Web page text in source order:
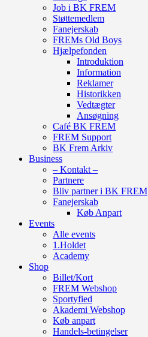
Job i BK FREM
Støttemedlem
Fanejerskab
FREMs Old Boys
Hjælpefonden
Introduktion
Information
Reklamer
Historikken
Vedtægter
Ansøgning
Café BK FREM
FREM Support
BK Frem Arkiv
Business
– Kontakt –
Partnere
Bliv partner i BK FREM
Fanejerskab
Køb Anpart
Events
Alle events
1.Holdet
Academy
Shop
Billet/Kort
FREM Webshop
Sportyfied
Akademi Webshop
Køb anpart
Handels-betingelser